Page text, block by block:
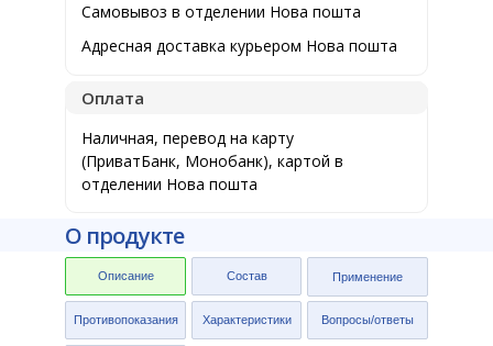
Самовывоз в отделении Нова пошта
Адресная доставка курьером Нова пошта
Оплата
Наличная, перевод на карту
(ПриватБанк, Монобанк), картой в
отделении Нова пошта
Описание Состав
О продукте
Применение
Противопоказания Характеристики Вопросы/ответы